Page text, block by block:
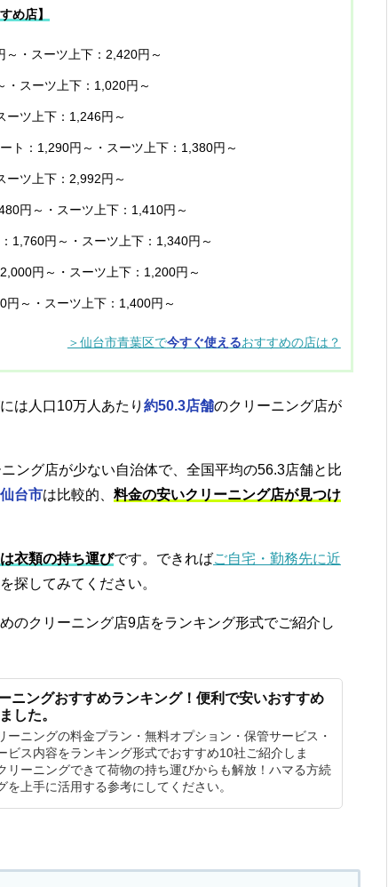
め店】
～・スーツ上下：2,420円～
・スーツ上下：1,020円～
ーツ上下：1,246円～
ト：1,290円～・スーツ上下：1,380円～
ーツ上下：2,992円～
円～・スーツ上下：1,410円～
1,760円～・スーツ上下：1,340円～
円～・スーツ上下：1,200円～
円～・スーツ上下：1,400円～
＞仙台市青葉区で今すぐ使えるおすすめの店は？
には人口10万人あたり 約50.3店舗のクリーニング店が
ング店が少ない自治体で、全国平均の56.3店舗と比
仙台市は比較的、 料金の安いクリーニング店が見つけ
衣類の持ち運びです。できればご自宅・勤務先に近
を探してみてください。
のクリーニング店9店をランキング形式でご紹介し
ニングおすすめランキング！便利で安いおすすめ
した。
ーニングの料金プラン・無料オプション・保管サービス・
ビス内容をランキング形式でおすすめ10社ご紹介しま
リーニングできて荷物の持ち運びからも解放！ハマる方続
を上手に活用する参考にしてください。